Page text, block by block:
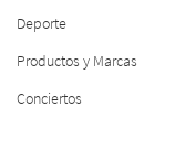
Deporte
Productos y Marcas
Conciertos